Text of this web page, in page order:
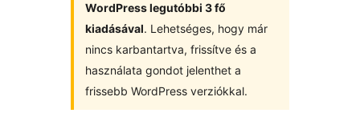
WordPress legutóbbi 3 fő
kiadásával. Lehetséges, hogy már
nincs karbantartva, frissítve és a
használata gondot jelenthet a
frissebb WordPress verziókkal.